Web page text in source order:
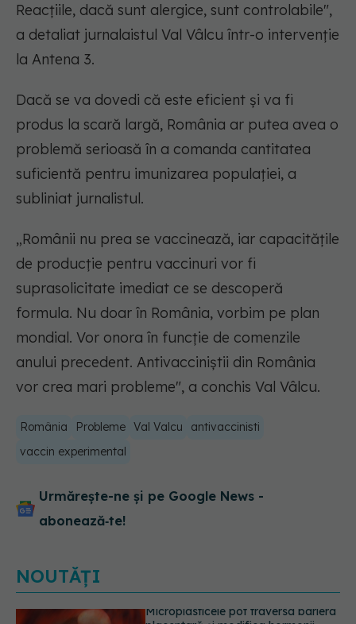
Reacțiile, dacă sunt alergice, sunt controlabile",
a detaliat jurnalaistul Val Vâlcu într-o intervenție
la Antena 3.
Dacă se va dovedi că este eficient și va fi
produs la scară largă, România ar putea avea o
problemă serioasă în a comanda cantitatea
suficientă pentru imunizarea populației, a
subliniat jurnalistul.
„Românii nu prea se vaccinează, iar capacitățile
de producție pentru vaccinuri vor fi
suprasolicitate imediat ce se descoperă
formula. Nu doar în România, vorbim pe plan
mondial. Vor onora în funcție de comenzile
anului precedent. Antivacciniștii din România
vor crea mari probleme", a conchis Val Vâlcu.
România Probleme Val Valcu
antivaccinisti
vaccin experimental
Urmărește-ne și pe Google News -
abonează‑te!
NOUTĂȚI